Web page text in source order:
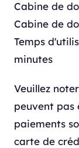
Cabine de
Cabine de
Temps
minutes
Veuillez
peuvent pas
paiements
carte de